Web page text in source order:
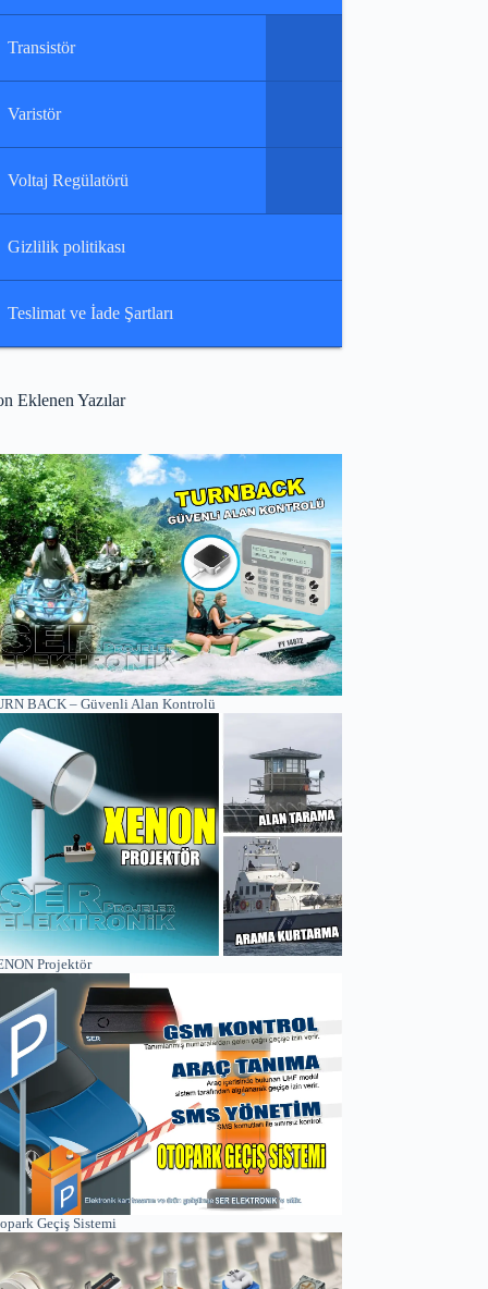
Transistör
Varistör
Voltaj Regülatörü
Gizlilik politikası
Teslimat ve İade Şartları
Eklenen Yazılar
BACK – Güvenli Alan Kontrolü
Projektör
Geçiş Sistemi